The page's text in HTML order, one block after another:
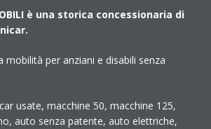
è una storica concessionaria di
mobilità per anziani e disabili senza
usate, macchine 50, macchine 125,
auto senza patente, auto elettriche,